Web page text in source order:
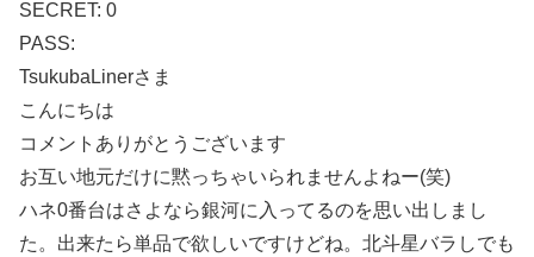
SECRET: 0
PASS:
TsukubaLinerさま
こんにちは
コメントありがとうございます
お互い地元だけに黙っちゃいられませんよねー(笑)
ハネ0番台はさよなら銀河に入ってるのを思い出しまし
た。出来たら単品で欲しいですけどね。北斗星バラしでも